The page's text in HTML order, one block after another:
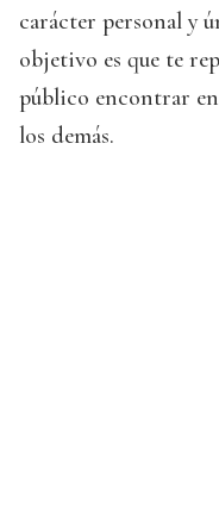
carácter personal y
objetivo es que te
público encontrar
los demás.